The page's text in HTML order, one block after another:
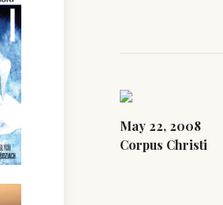
May 22, 2008
Corpus Christi